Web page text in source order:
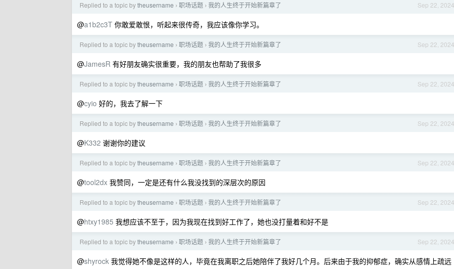
Sep 22, 2024
Replied to a topic bytheusername › 职场话题 › 我的人生终于开始新篇章了
@a1b2c3T 你敢爱敢恨，听起来很传奇，我应该像你学习。
Sep 22, 2024
Replied to a topic bytheusername › 职场话题 › 我的人生终于开始新篇章了
@JamesR 有好朋友确实很重要，我的朋友也帮助了我很多
Sep 22, 2024
Replied to a topic bytheusername › 职场话题 › 我的人生终于开始新篇章了
@cyio 好的，我去了解一下
Sep 22, 2024
Replied to a topic bytheusername › 职场话题 › 我的人生终于开始新篇章了
@K332 谢谢你的建议
Sep 22, 2024
Replied to a topic bytheusername › 职场话题 › 我的人生终于开始新篇章了
@tool2dx 我赞同，一定是还有什么我没找到的深层次的原因
Sep 22, 2024
Replied to a topic bytheusername › 职场话题 › 我的人生终于开始新篇章了
@htxy1985 我想应该不至于，因为我现在找到好工作了，她也没打量着和好不是
Sep 22, 2024
Replied to a topic bytheusername › 职场话题 › 我的人生终于开始新篇章了
@shyrock 我觉得她不像是这样的人，毕竟在我离职之后她陪伴了我好几个月。后来由于我的抑郁症，确实从感情上疏远